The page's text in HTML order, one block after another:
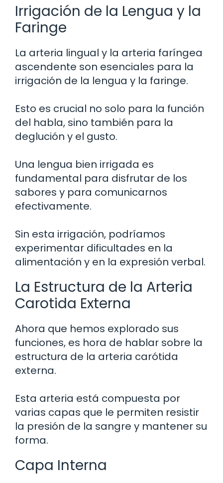
Irrigación de la Lengua y la
Faringe
La arteria lingual y la arteria faríngea
ascendente son esenciales para la
irrigación de la lengua y la faringe.
Esto es crucial no solo para la función
del habla, sino también para la
deglución y el gusto.
Una lengua bien irrigada es
fundamental para disfrutar de los
sabores y para comunicarnos
efectivamente.
Sin esta irrigación, podríamos
experimentar dificultades en la
alimentación y en la expresión verbal.
La Estructura de la Arteria
Carotida Externa
Ahora que hemos explorado sus
funciones, es hora de hablar sobre la
estructura de la arteria carótida
externa.
Esta arteria está compuesta por
varias capas que le permiten resistir
la presión de la sangre y mantener su
forma.
Capa Interna